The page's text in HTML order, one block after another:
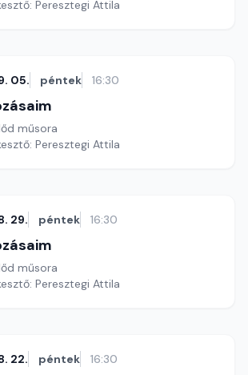
Peresztegi Attila
05. péntek 16:30
műsora
Peresztegi Attila
29. péntek 16:30
műsora
Peresztegi Attila
22. péntek 16:30